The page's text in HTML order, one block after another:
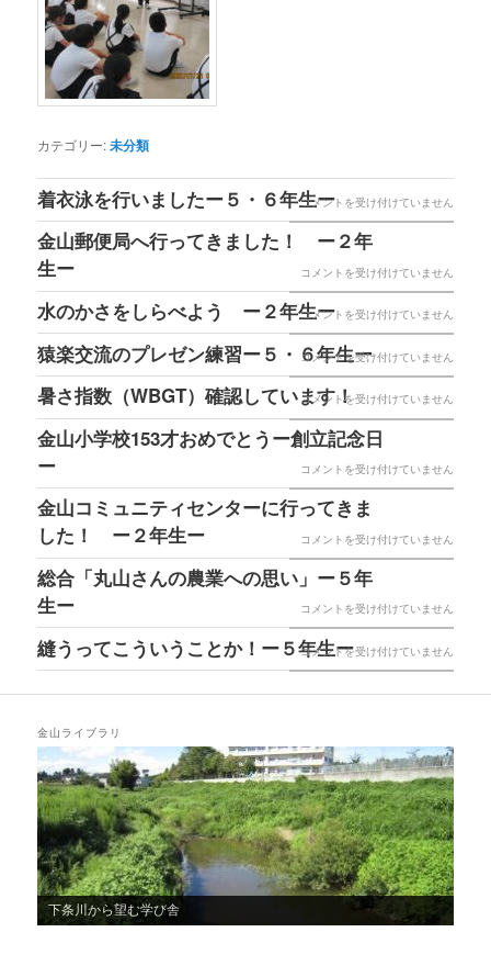
カテゴリー:未分類
着衣泳を行いましたー５・６年生ー
着
を
行
い
ま
し
た
ー
年
生
ー
は
コメントを受け付けていません
金山郵便局へ行ってきました！ ー２年
生ー
金
山
郵
便
局
へ
行
っ
て
き
た！
ー
生
ー
は
コメントを受け付けていません
水のかさをしらべよう ー２年生ー
水
か
さ
を
ら
べ
う
ー
２
年
生
は
コメントを受け付けていません
猿楽交流のプレゼン練習ー５・６年生ー
猿
楽
流
の
プ
ゼ
ン
習
年
生
ー
は
コメントを受け付けていません
暑さ指数（WBGT）確認しています！
暑
さ
数
（WBGT）
確
認
し
ま
は
コメントを受け付けていません
金山小学校153才おめでとうー創立記念日
ー
金
学
校
153
才
お
と
う
ー
創
立
コメントを受け付けていません
金山コミュニティセンターに行ってきま
した！ ー２年生ー
金
ミ
ュ
ィ
セ
ン
タ
ー
に
行
コメントを受け付けていません
総合「丸山さんの農業への思い」ー５年
生ー
総
合
「丸
山
ん
の
農
業
へ
コメントを受け付けていません
縫うってこういうことか！ー５年生ー
縫
こ
う
い
う
こ
コメントを受け付けていません
金山ライブラリ
下条川から望む学び舎